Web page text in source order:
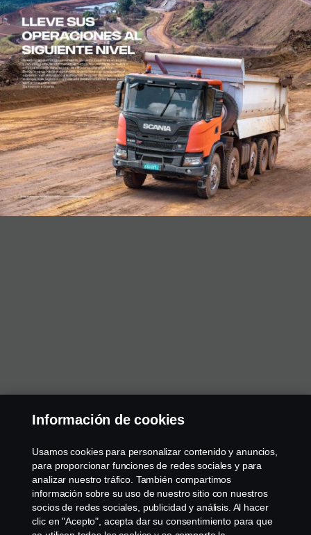
Información de cookies
Usamos cookies para personalizar contenido y anuncios,
para proporcionar funciones de redes sociales y para
analizar nuestro tráfico. También compartimos
información sobre su uso de nuestro sitio con nuestros
socios de redes sociales, publicidad y análisis. Al hacer
clic en "Acepto", acepta dar su consentimiento para que